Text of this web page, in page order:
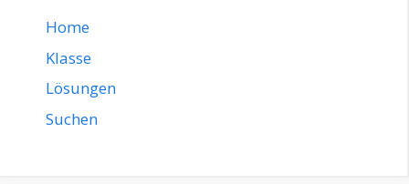
Home
Klasse
Lösungen
Suchen